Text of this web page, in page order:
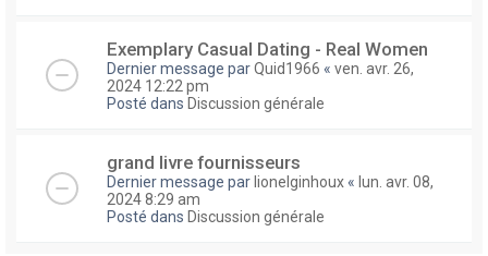
Exemplary Сasual Dating - Real Women
Dernier message parQuid1966 « ven. avr. 26,
2024 12:22 pm
Posté dans Discussion générale
grand livre fournisseurs
Dernier message par lionelginhoux « lun. avr. 08,
2024 8:29 am
Posté dans Discussion générale